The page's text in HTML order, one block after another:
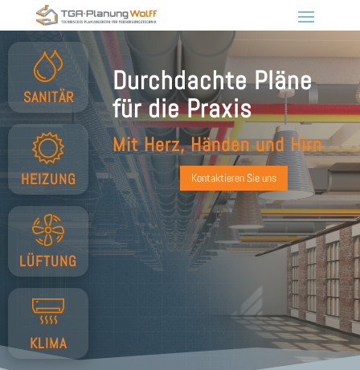
SANITÄR
HEIZUNG
LÜFTUNG
KLIMA
Durchdachte Pläne
für die Praxis
Mit Herz, Händen und Hirn
Kontaktieren Sie uns